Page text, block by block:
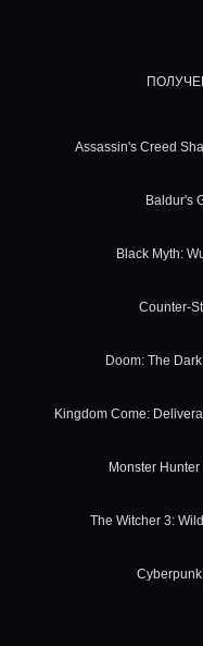
Assassin's Creed
Baldur's
Black Myth:
Counter-
Doom: The
Kingdom Come:
Monster
The Witcher 3: